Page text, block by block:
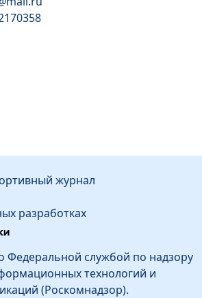
журнал
разработках
Федеральной службой по надзору
технологий и
(Роскомнадзор).